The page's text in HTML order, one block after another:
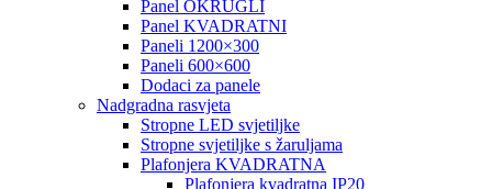
Panel OKRUGLI
Panel KVADRATNI
Paneli 1200×300
Paneli 600×600
Dodaci za panele
Nadgradna rasvjeta
Stropne LED svjetiljke
Stropne svjetiljke s žaruljama
Plafonjera KVADRATNA
Plafonjera kvadratna IP20